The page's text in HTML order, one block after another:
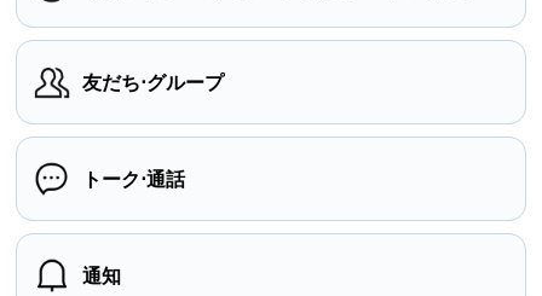
友だち⋅グループ
トーク⋅通話
通知